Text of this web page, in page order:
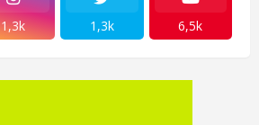
1,3k 1,3k 6,5k